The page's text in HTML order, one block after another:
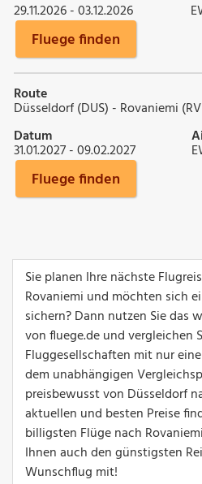
29.11.2026 - 03.12.2026
Fluege finden
Route
Düsseldorf (DUS) - Rovaniemi
Datum
31.01.2027 - 09.02.2027
Fluege finden
Sie planen Ihre nächste
Rovaniemi und möchten sich
sichern? Dann nutzen Sie das
von fluege.de und vergleichen
Fluggesellschaften mit nur
dem unabhängigen
preisbewusst von Düsseldorf
aktuellen und besten Preise
billigsten Flüge nach
Ihnen auch den günstigsten
Wunschflug mit!